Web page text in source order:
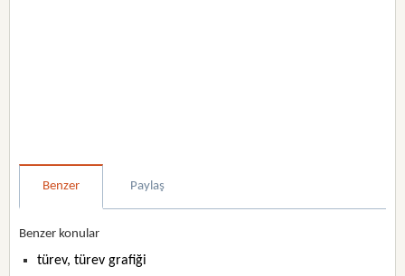
Benzer Paylaş
Benzer konular
türev, türev grafiği